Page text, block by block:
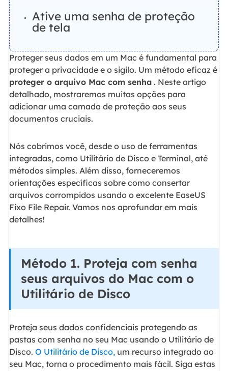
Ative uma senha de proteção
de tela
Proteger seus dados em um Mac é fundamental para
proteger a privacidade e o sigilo. Um método eficaz é
proteger o arquivo Mac com senha. Neste artigo
detalhado, mostraremos muitas opções para
adicionar uma camada de proteção aos seus
documentos cruciais.
Nós cobrimos você, desde o uso de ferramentas
integradas, como Utilitário de Disco e Terminal, até
métodos simples. Além disso, forneceremos
orientações específicas sobre como consertar
arquivos corrompidos usando o excelente EaseUS
Fixo File Repair. Vamos nos aprofundar em mais
detalhes!
Método 1. Proteja com senha
seus arquivos do Mac com o
Utilitário de Disco
Proteja seus dados confidenciais protegendo as
pastas com senha no seu Mac usando o Utilitário de
Disco. O Utilitário de Disco, um recurso integrado ao
seu Mac, torna o procedimento mais fácil. Siga estas